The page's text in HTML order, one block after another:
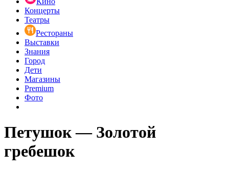
Концерты
Театры
Рестораны
Выставки
Знания
Город
Дети
Магазины
Premium
Фото
Петушок — Золотой
гребешок